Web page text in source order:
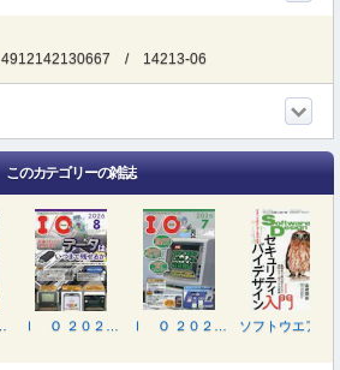
4912142130667 / 14213-06
このカテゴリーの雑誌